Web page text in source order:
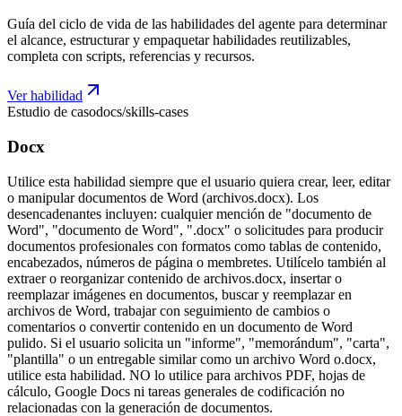
Guía del ciclo de vida de las habilidades del agente para determinar
el alcance, estructurar y empaquetar habilidades reutilizables,
completa con scripts, referencias y recursos.
Ver habilidad
Estudio de casodocs/skills-cases
Docx
Utilice esta habilidad siempre que el usuario quiera crear, leer, editar
o manipular documentos de Word (archivos.docx). Los
desencadenantes incluyen: cualquier mención de "documento de
Word", "documento de Word", ".docx" o solicitudes para producir
documentos profesionales con formatos como tablas de contenido,
encabezados, números de página o membretes. Utilícelo también al
extraer o reorganizar contenido de archivos.docx, insertar o
reemplazar imágenes en documentos, buscar y reemplazar en
archivos de Word, trabajar con seguimiento de cambios o
comentarios o convertir contenido en un documento de Word
pulido. Si el usuario solicita un "informe", "memorándum", "carta",
"plantilla" o un entregable similar como un archivo Word o.docx,
utilice esta habilidad. NO lo utilice para archivos PDF, hojas de
cálculo, Google Docs ni tareas generales de codificación no
relacionadas con la generación de documentos.